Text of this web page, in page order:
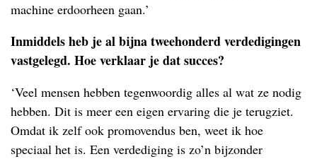
machine erdoorheen gaan.’
Inmiddels heb je al bijna tweehonderd verdedigingen
vastgelegd. Hoe verklaar je dat succes?
‘Veel mensen hebben tegenwoordig alles al wat ze nodig
hebben. Dit is meer een eigen ervaring die je terugziet.
Omdat ik zelf ook promovendus ben, weet ik hoe
speciaal het is. Een verdediging is zo’n bijzonder